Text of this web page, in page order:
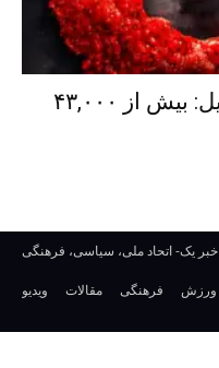
وزیر اسبق اطلاعات اسرائیل: بیش از ۴۳,۰۰۰
خبر یک- اتحاد ملی، سیاسی، فرهنگی
ورزش فرهنگی مقالات
ویدیو